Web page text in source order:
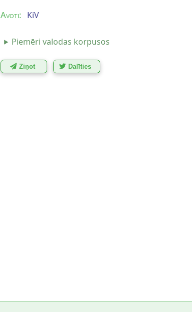
Avoti: KiV
Piemēri valodas korpusos
Ziņot Dalīties